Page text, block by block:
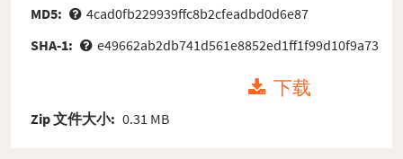
MD5:
4cad0fb229939ffc8b2cfeadbd0d6e87
SHA-1:
e49662ab2db741d561e8852ed1ff1f99d10f9a73
下载
Zip 文件大小: 0.31 MB